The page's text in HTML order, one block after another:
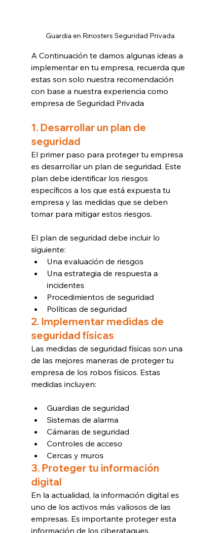
Guardia en Rinosters Seguridad Privada
A Continuación te damos algunas ideas a
implementar en tu empresa, recuerda que
estas son solo nuestra recomendación
con base a nuestra experiencia como
empresa de Seguridad Privada
1. Desarrollar un plan de
seguridad
El primer paso para proteger tu empresa
es desarrollar un plan de seguridad. Este
plan debe identificar los riesgos
específicos a los que está expuesta tu
empresa y las medidas que se deben
tomar para mitigar estos riesgos.
El plan de seguridad debe incluir lo
siguiente:
Una evaluación de riesgos
Una estrategia de respuesta a
incidentes
Procedimientos de seguridad
Políticas de seguridad
2. Implementar medidas de
seguridad físicas
Las medidas de seguridad físicas son una
de las mejores maneras de proteger tu
empresa de los robos físicos. Estas
medidas incluyen:
Guardias de seguridad
Sistemas de alarma
Cámaras de seguridad
Controles de acceso
Cercas y muros
3. Proteger tu información
digital
En la actualidad, la información digital es
uno de los activos más valiosos de las
empresas. Es importante proteger esta
información de los ciberataques.